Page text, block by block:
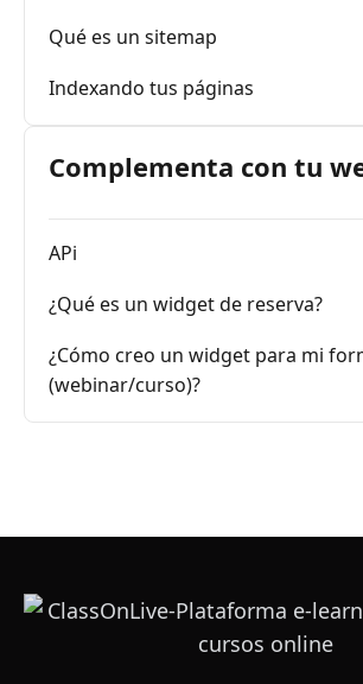
Qué es un sitemap
Indexando tus páginas
Complementa con tu
APi
¿Qué es un widget de reserva?
¿Cómo creo un widget para mi
(webinar/curso)?